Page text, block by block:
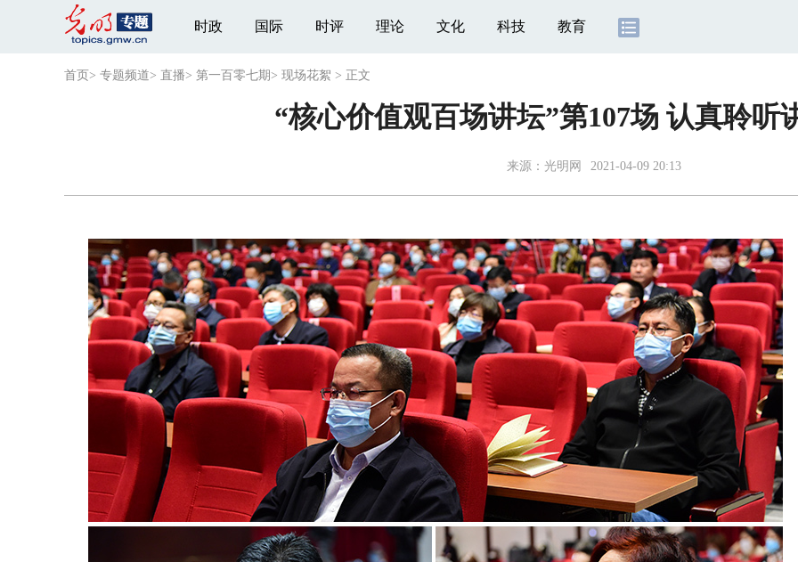
时政 国际 时评 理论 文化 科技 教育
首页 > 专题频道> 直播> 第一百零七期> 现场花絮 > 正文
“核心价值观百场讲坛”第107场 认真聆听
来源： 光明网 2021-04-09 20:13